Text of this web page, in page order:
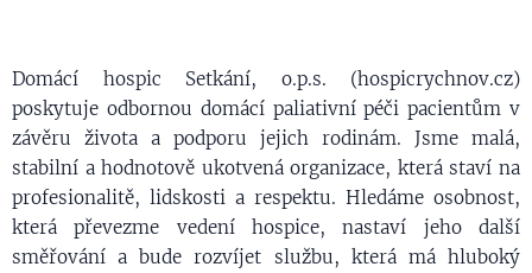
Domácí hospic Setkání, o.p.s. (hospicrychnov.cz)
poskytuje odbornou domácí paliativní péči pacientům v
závěru života a podporu jejich rodinám. Jsme malá,
stabilní a hodnotově ukotvená organizace, která staví na
profesionalitě, lidskosti a respektu. Hledáme osobnost,
která převezme vedení hospice, nastaví jeho další
směřování a bude rozvíjet službu, která má hluboký